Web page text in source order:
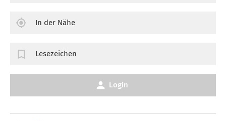
In der Nähe
Lesezeichen
Login